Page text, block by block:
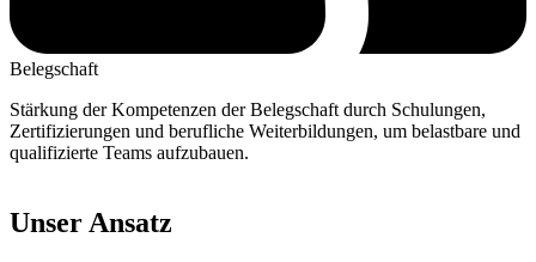
Belegschaft
Stärkung der Kompetenzen der Belegschaft durch Schulungen,
Zertifizierungen und berufliche Weiterbildungen, um belastbare und
qualifizierte Teams aufzubauen.
Unser Ansatz